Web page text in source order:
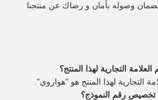
وصوله بأمان و رضاك عن منتجنا
التجارية لهذا المنتج؟
التجارية لهذا المنتج هو "هواروي".
رقم النموذج؟